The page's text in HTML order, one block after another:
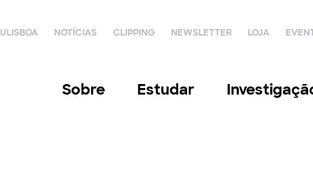
ULISBOA NOTÍCIAS CLIPPING NEWSLETTER LOJA
Sobre Estudar